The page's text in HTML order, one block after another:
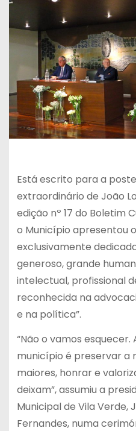
Está escrito para a
extraordinário de João
edição nº 17 do Boletim
o Município apresentou
exclusivamente
generoso, grande
intelectual, profissional
reconhecida na
e na política”.
“Não o vamos esquecer.
município é preservar a
maiores, honrar e
deixam”, assumiu a
Municipal de Vila Verde,
Fernandes, numa